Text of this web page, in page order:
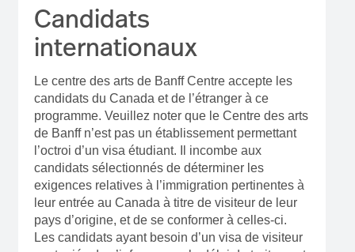
Candidats
internationaux
Le centre des arts de Banff Centre accepte les
candidats du Canada et de l’étranger à ce
programme. Veuillez noter que le Centre des arts
de Banff n’est pas un établissement permettant
l’octroi d’un visa étudiant. Il incombe aux
candidats sélectionnés de déterminer les
exigences relatives à l’immigration pertinentes à
leur entrée au Canada à titre de visiteur de leur
pays d’origine, et de se conformer à celles-ci.
Les candidats ayant besoin d’un visa de visiteur